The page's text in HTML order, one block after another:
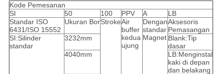
Kode Pemesanan
SI
50 100 PPV A
LB
Standar ISO
6431/ISO 15552
Ukuran BorStrokeAir
buffer
kedua
ujung
Dengan
standar
Magnet
Aksesoris
Pemasangan
SI:Silinder
standar
3232mm
Blank:Tip
dasar
4040mm
LB:Menginstal
kaki di depan
dan belakang